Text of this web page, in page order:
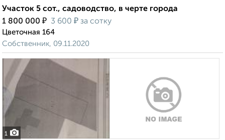
Участок 5 сот., садоводство, в черте города
1 800 000 ₽ 3 600 ₽ за сотку
Цветочная 164
Собственник, 09.11.2020
1